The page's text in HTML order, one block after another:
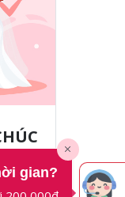
đám
gian?